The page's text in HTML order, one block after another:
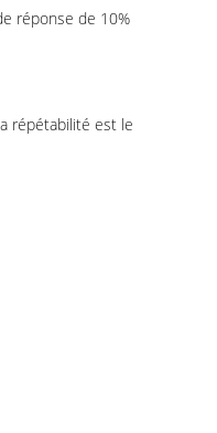
réponse de 10%
répétabilité est le